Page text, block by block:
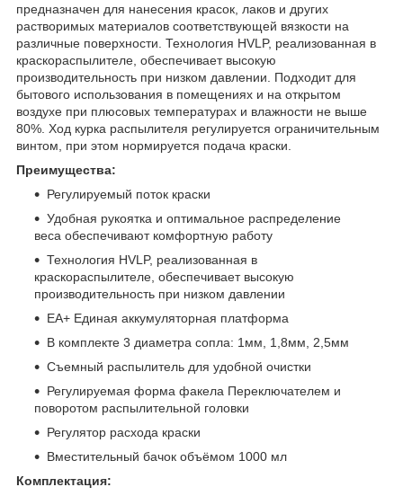
предназначен для нанесения красок, лаков и других
растворимых материалов соответствующей вязкости на
различные поверхности. Технология HVLP, реализованная в
краскораспылителе, обеспечивает высокую
производительность при низком давлении. Подходит для
бытового использования в помещениях и на открытом
воздухе при плюсовых температурах и влажности не выше
80%. Ход курка распылителя регулируется ограничительным
винтом, при этом нормируется подача краски.
Преимущества:
Регулируемый поток краски
Удобная рукоятка и оптимальное распределение
веса обеспечивают комфортную работу
Технология HVLP, реализованная в
краскораспылителе, обеспечивает высокую
производительность при низком давлении
EA+ Единая аккумуляторная платформа
В комплекте 3 диаметра сопла: 1мм, 1,8мм, 2,5мм
Съемный распылитель для удобной очистки
Регулируемая форма факела Переключателем и
поворотом распылительной головки
Регулятор расхода краски
Вместительный бачок объёмом 1000 мл
Комплектация: